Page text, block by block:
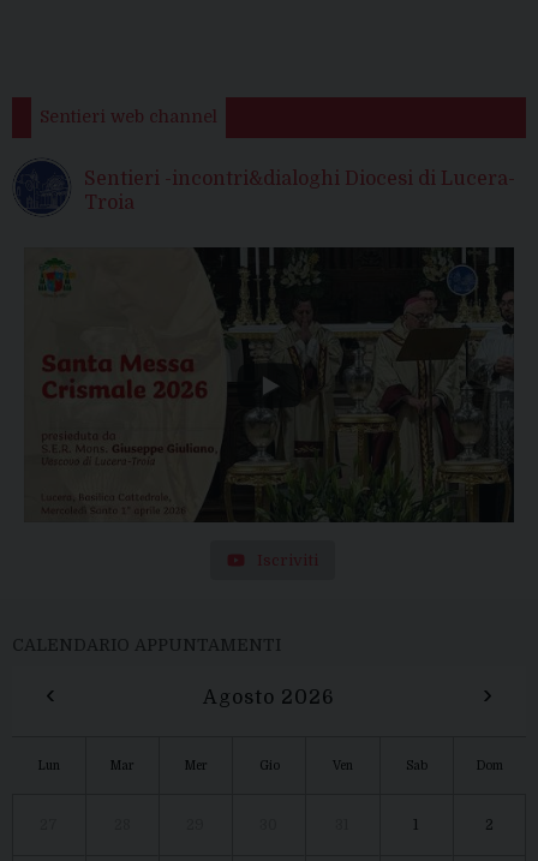
Sentieri web channel
Sentieri -incontri&dialoghi Diocesi di Lucera-
Troia
Iscriviti
CALENDARIO APPUNTAMENTI
‹ Agosto 2026 ›
Lun Mar Mer Gio Ven Sab Dom
1 2